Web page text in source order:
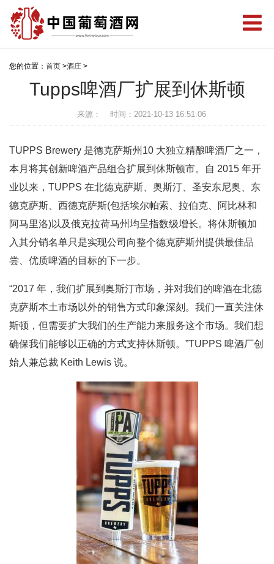
您的位置： 首页 >酒庄 >
Tupps啤酒厂扩展到休斯顿
来源： 时间：2021-10-13 16:51:06
TUPPS Brewery 是德克萨斯州10 大独立精酿啤酒厂之一，
本月将其创新啤酒产品组合扩展到休斯顿市。自 2015 年开
业以来，TUPPS 在北德克萨斯、奥斯汀、圣安东尼奥、东
德克萨斯、西德克萨斯(包括埃尔帕索、拉伯克、阿比林和
阿马里洛)以及俄克拉荷马州均呈指数级增长。将休斯顿加
入其分销名单只是实现公司向整个德克萨斯州提供最佳品
尝、优质啤酒的目标的下一步。
“2017 年，我们扩展到奥斯汀市场，并对我们的啤酒在北德
克萨斯本土市场以外的销售方式印象深刻。我们一直关注休
斯顿，但需要扩大我们的生产能力来服务这个市场。我们想
确保我们能够以正确的方式支持休斯顿。”TUPPS 啤酒厂创
始人兼总裁 Keith Lewis 说。